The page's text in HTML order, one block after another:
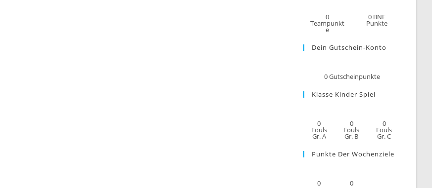
0
Teampunkt
e
0 BNE
Punkte
Dein Gutschein-Konto
0Gutscheinpunkte
Klasse Kinder Spiel
0
Fouls
Gr. A
0
Fouls
Gr. B
0
Fouls
Gr. C
Punkte Der Wochenziele
0 0